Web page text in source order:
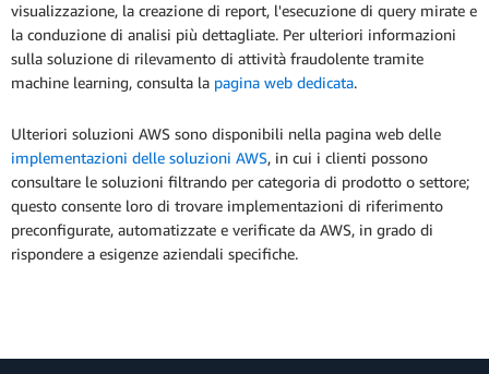
visualizzazione, la creazione di report, l'esecuzione di query mirate e
la conduzione di analisi più dettagliate. Per ulteriori informazioni
sulla soluzione di rilevamento di attività fraudolente tramite
machine learning, consulta la pagina web dedicata.
Ulteriori soluzioni AWS sono disponibili nella pagina web delle
implementazioni delle soluzioni AWS, in cui i clienti possono
consultare le soluzioni filtrando per categoria di prodotto o settore;
questo consente loro di trovare implementazioni di riferimento
preconfigurate, automatizzate e verificate da AWS, in grado di
rispondere a esigenze aziendali specifiche.